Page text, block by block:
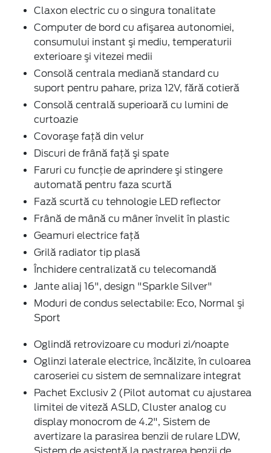
Claxon electric cu o singura tonalitate
Computer de bord cu afişarea autonomiei,
consumului instant şi mediu, temperaturii
exterioare şi vitezei medii
Consolă centrala mediană standard cu
suport pentru pahare, priza 12V, fără cotieră
Consolă centrală superioară cu lumini de
curtoazie
Covoraşe faţă din velur
Discuri de frână faţă şi spate
Faruri cu funcţie de aprindere şi stingere
automată pentru faza scurtă
Fază scurtă cu tehnologie LED reflector
Frână de mână cu mâner învelit în plastic
Geamuri electrice faţă
Grilă radiator tip plasă
Închidere centralizată cu telecomandă
Jante aliaj 16", design "Sparkle Silver"
Moduri de condus selectabile: Eco, Normal şi
Sport
Oglindă retrovizoare cu moduri zi/noapte
Oglinzi laterale electrice, încălzite, în culoarea
caroseriei cu sistem de semnalizare integrat
Pachet Exclusiv 2 (Pilot automat cu ajustarea
limitei de viteză ASLD, Cluster analog cu
display monocrom de 4.2", Sistem de
avertizare la parasirea benzii de rulare LDW,